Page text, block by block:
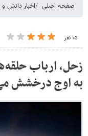
صفحه اصلی اخبار دانش و
۱۵ نفر
زحل، ارباب‌
به اوج درخشش